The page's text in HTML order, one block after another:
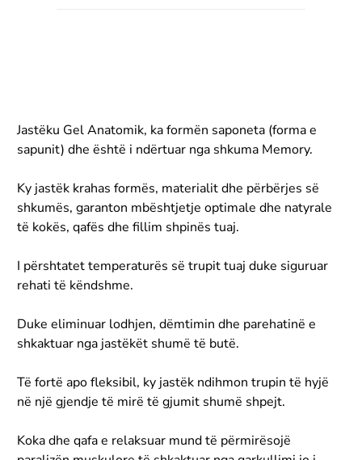
Jastëku Gel Anatomik, ka formën saponeta (forma e
sapunit) dhe është i ndërtuar nga shkuma Memory.
Ky jastëk krahas formës, materialit dhe përbërjes së
shkumës, garanton mbështjetje optimale dhe natyrale
të kokës, qafës dhe fillim shpinës tuaj.
I përshtatet temperaturës së trupit tuaj duke siguruar
rehati të këndshme.
Duke eliminuar lodhjen, dëmtimin dhe parehatinë e
shkaktuar nga jastëkët shumë të butë.
Të fortë apo fleksibil, ky jastëk ndihmon trupin të hyjë
në një gjendje të mirë të gjumit shumë shpejt.
Koka dhe qafa e relaksuar mund të përmirësojë